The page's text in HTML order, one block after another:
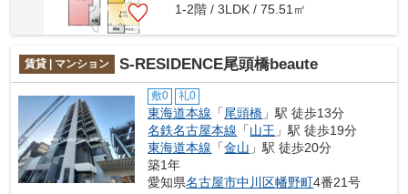
1-2階 / 3LDK / 75.51㎡
賃貸 | マンション S-RESIDENCE尾頭橋beaute
敷0 礼0
東海道本線 「尾頭橋 」駅 徒歩13分
名鉄名古屋本線 「山王 」駅 徒歩19分
東海道本線 「金山 」駅 徒歩20分
築1年
愛知県名古屋市中川区幡野町4番21号